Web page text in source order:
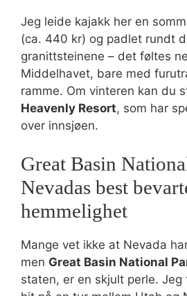
Jeg leide kajakk her en
(ca. 440 kr) og padlet rundt
granittsteinene – det føltes
Middelhavet, bare med
ramme. Om vinteren kan du
Heavenly Resort, som har
over innsjøen.
Great Basin
Nevadas best
hemmelighet
Mange vet ikke at Nevada
men Great Basin National
staten, er en skjult perle. Jeg